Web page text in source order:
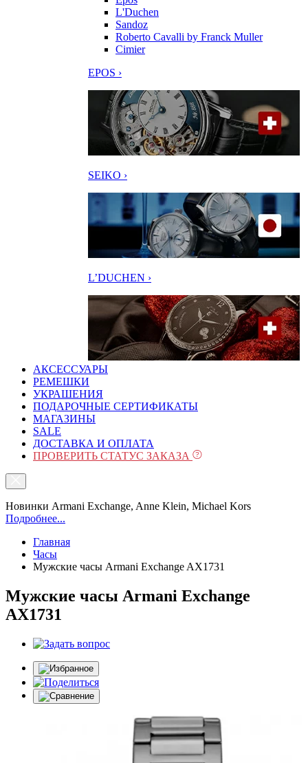
L'Duchen
Sandoz
Roberto Cavalli by Franck Muller
Cimier
EPOS ›
SEIKO ›
L’DUCHEN ›
АКСЕССУАРЫ
РЕМЕШКИ
УКРАШЕНИЯ
ПОДАРОЧНЫЕ СЕРТИФИКАТЫ
МАГАЗИНЫ
SALE
ДОСТАВКА И ОПЛАТА
ПРОВЕРИТЬ СТАТУС ЗАКАЗА
Новинки Armani Exchange, Anne Klein, Michael Kors
Подробнее...
Главная
Часы
Мужские часы Armani Exchange AX1731
Мужские часы Armani Exchange
AX1731